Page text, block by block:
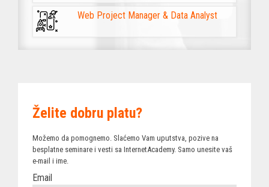
Web Project Manager & Data Analyst
Želite dobru platu?
Možemo da pomognemo. Slaćemo Vam uputstva, pozive na
besplatne seminare i vesti sa InternetAcademy. Samo unesite vaš
e-mail i ime.
Email